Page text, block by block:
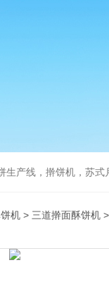
，擀饼机，苏式月饼机，
机 > 三道擀面酥饼机